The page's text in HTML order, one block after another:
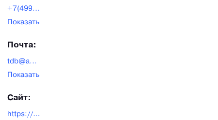
+7(499...
Показать
Почта:
tdb@a...
Показать
Сайт:
https://alsagor.ru/